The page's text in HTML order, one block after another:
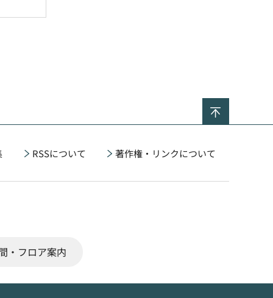
RSSについて 著作権・リンクについて
・フロア案内